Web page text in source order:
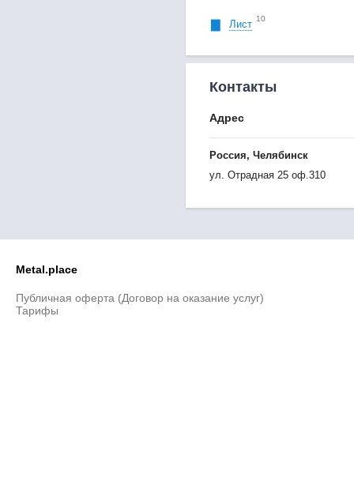
Лист
10
Контакты
Адрес
Россия, Челябинск
ул. Отрадная 25 оф.310
Metal.place
Публичная оферта (Договор на оказание услуг)
Тарифы